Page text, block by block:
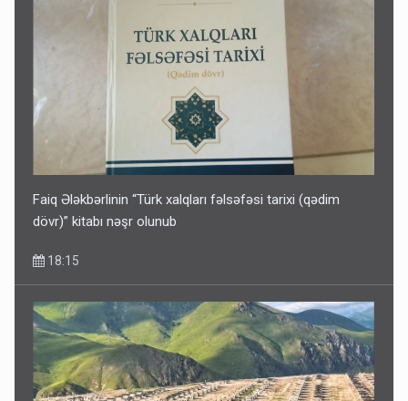
Faiq Ələkbərlinin “Türk xalqları fəlsəfəsi tarixi (qədim
dövr)” kitabı nəşr olunub
18:15